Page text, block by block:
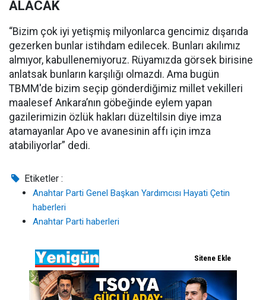
ALACAK
“Bizim çok iyi yetişmiş milyonlarca gencimiz dışarıda
gezerken bunlar istihdam edilecek. Bunları akılımız
almıyor, kabullenemiyoruz. Rüyamızda görsek birisine
anlatsak bunların karşılığı olmazdı. Ama bugün
TBMM'de bizim seçip gönderdiğimiz millet vekilleri
maalesef Ankara’nın göbeğinde eylem yapan
gazilerimizin özlük hakları düzeltilsin diye imza
atamayanlar Apo ve avanesinin affı için imza
atabiliyorlar” dedi.
Etiketler :
Anahtar Parti Genel Başkan Yardımcısı Hayati Çetin
haberleri
Anahtar Parti haberleri